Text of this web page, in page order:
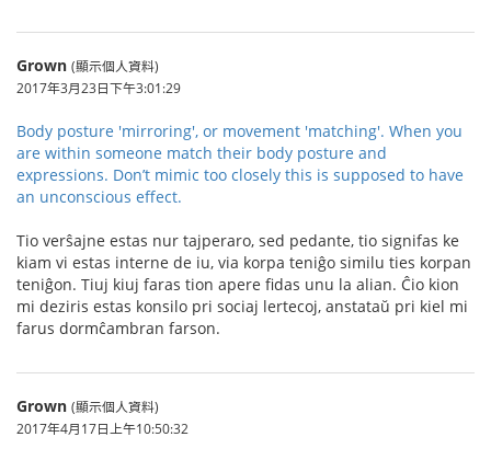
Grown (顯示個人資料)
2017年3月23日下午3:01:29
Body posture 'mirroring', or movement 'matching'. When you
are within someone match their body posture and
expressions. Don’t mimic too closely this is supposed to have
an unconscious effect.
Tio verŝajne estas nur tajperaro, sed pedante, tio signifas ke
kiam vi estas interne de iu, via korpa teniĝo similu ties korpan
teniĝon. Tiuj kiuj faras tion apere fidas unu la alian. Ĉio kion
mi deziris estas konsilo pri sociaj lertecoj, anstataŭ pri kiel mi
farus dormĉambran farson.
Grown (顯示個人資料)
2017年4月17日上午10:50:32